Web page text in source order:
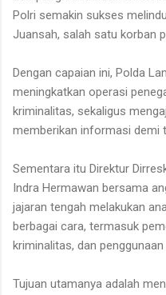
Polri semakin sukses
Juansah, salah satu korban
Dengan capaian ini, Polda
meningkatkan operasi
kriminalitas, sekaligus
memberikan informasi demi
Sementara itu Direktur
Indra Hermawan bersama
jajaran tengah melakukan
berbagai cara, termasuk
kriminalitas, dan
Tujuan utamanya adalah